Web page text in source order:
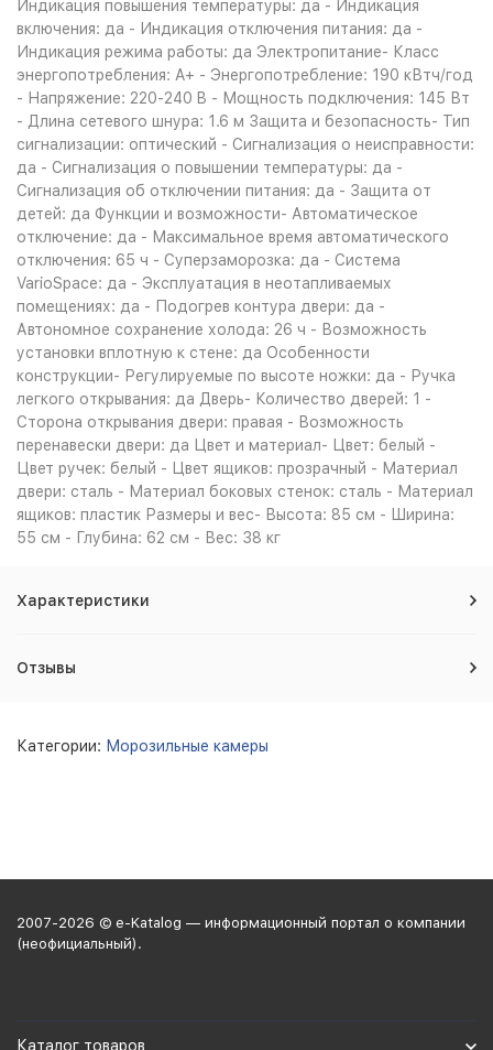
Индикация повышения температуры: да - Индикация
включения: да - Индикация отключения питания: да -
Индикация режима работы: да Электропитание- Класс
энергопотребления: A+ - Энергопотребление: 190 кВтч/год
- Напряжение: 220-240 B - Мощность подключения: 145 Вт
- Длина сетевого шнура: 1.6 м Защита и безопасность- Тип
сигнализации: оптический - Сигнализация о неисправности:
да - Сигнализация о повышении температуры: да -
Сигнализация об отключении питания: да - Защита от
детей: да Функции и возможности- Автоматическое
отключение: да - Максимальное время автоматического
отключения: 65 ч - Суперзаморозка: да - Система
VarioSpace: да - Эксплуатация в неотапливаемых
помещениях: да - Подогрев контура двери: да -
Автономное сохранение холода: 26 ч - Возможность
установки вплотную к стене: да Особенности
конструкции- Регулируемые по высоте ножки: да - Ручка
легкого открывания: да Дверь- Количество дверей: 1 -
Сторона открывания двери: правая - Возможность
перенавески двери: да Цвет и материал- Цвет: белый -
Цвет ручек: белый - Цвет ящиков: прозрачный - Материал
двери: сталь - Материал боковых стенок: сталь - Материал
ящиков: пластик Размеры и вес- Высота: 85 см - Ширина:
55 см - Глубина: 62 см - Вес: 38 кг
Характеристики
Отзывы
Категории: Морозильные камеры
2007-2026 © e-Katalog — информационный портал о компании
(неофициальный).
Каталог товаров